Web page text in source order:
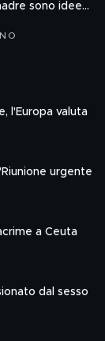
sono idee
l'Europa valuta
urgente
a Ceuta
dal sesso